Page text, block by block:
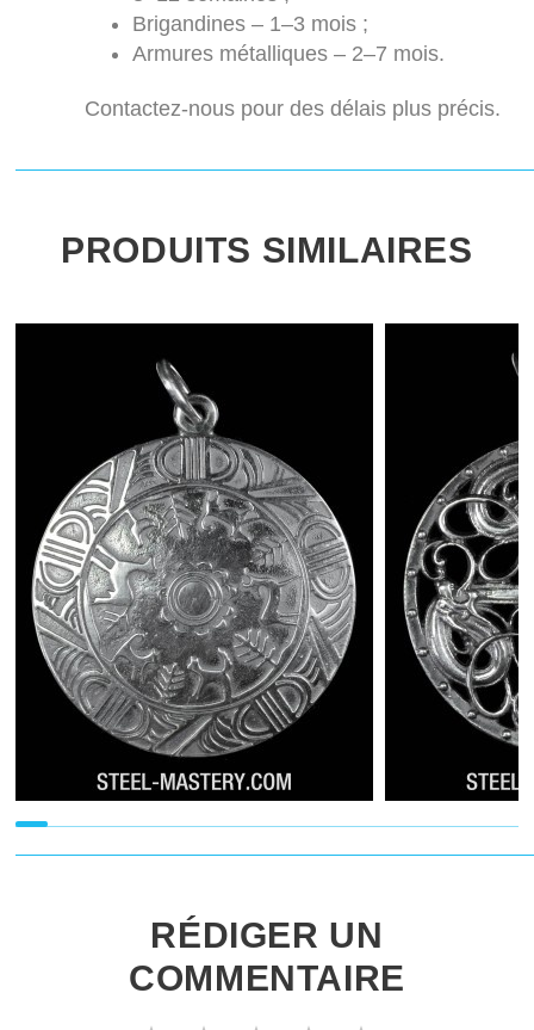
Brigandines – 1–3 mois ;
Armures métalliques – 2–7 mois.
Contactez-nous pour des délais plus précis.
PRODUITS SIMILAIRES
RÉDIGER UN
COMMENTAIRE